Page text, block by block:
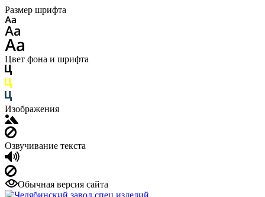
Размер шрифта
Цвет фона и шрифта
Изображения
Озвучивание текста
Обычная версия сайта